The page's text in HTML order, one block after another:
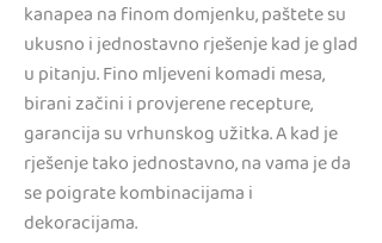
kanapea na finom domjenku, paštete su
ukusno i jednostavno rješenje kad je glad
u pitanju. Fino mljeveni komadi mesa,
birani začini i provjerene recepture,
garancija su vrhunskog užitka. A kad je
rješenje tako jednostavno, na vama je da
se poigrate kombinacijama i
dekoracijama.